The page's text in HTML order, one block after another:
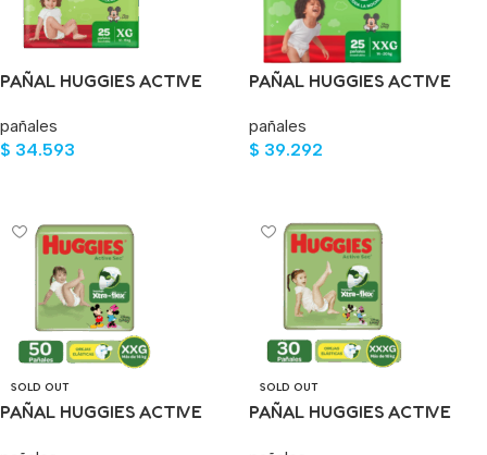
PAÑAL HUGGIES ACTIVE
pañales
$ 34.593
PAÑAL HUGGIES ACTIVE
pañales
$ 39.292
SOLD OUT
PAÑAL HUGGIES ACTIVE
SOLD OUT
PAÑAL HUGGIES ACTIVE